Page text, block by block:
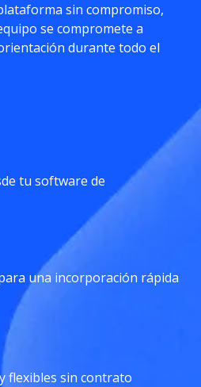
sin compromiso,
se compromete a
durante todo el
tu software de
una incorporación rápida
flexibles sin contrato